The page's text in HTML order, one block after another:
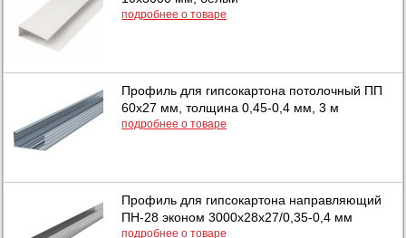
подробнее о товаре
Профиль для гипсокартона потолочный ПП
60х27 мм, толщина 0,45-0,4 мм, 3 м
подробнее о товаре
Профиль для гипсокартона направляющий
ПН-28 эконом 3000х28х27/0,35-0,4 мм
подробнее о товаре